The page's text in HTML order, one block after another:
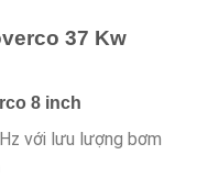
37 Kw
8 inch
với lưu lượng bơm